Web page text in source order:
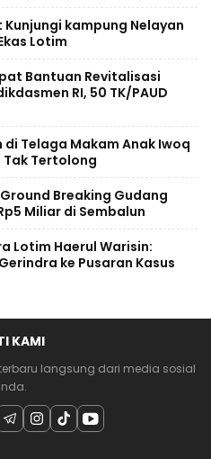
kampung Nelayan
Lotim
Bantuan Revitalisasi
RI, 50 TK/PAUD
di Telaga Makam Anak Iwoq
Tak Tertolong
Breaking Gudang
Miliar di Sembalun
Lotim Haerul Warisin:
ke Pusaran Kasus
KAMI
langsung dari media sosial